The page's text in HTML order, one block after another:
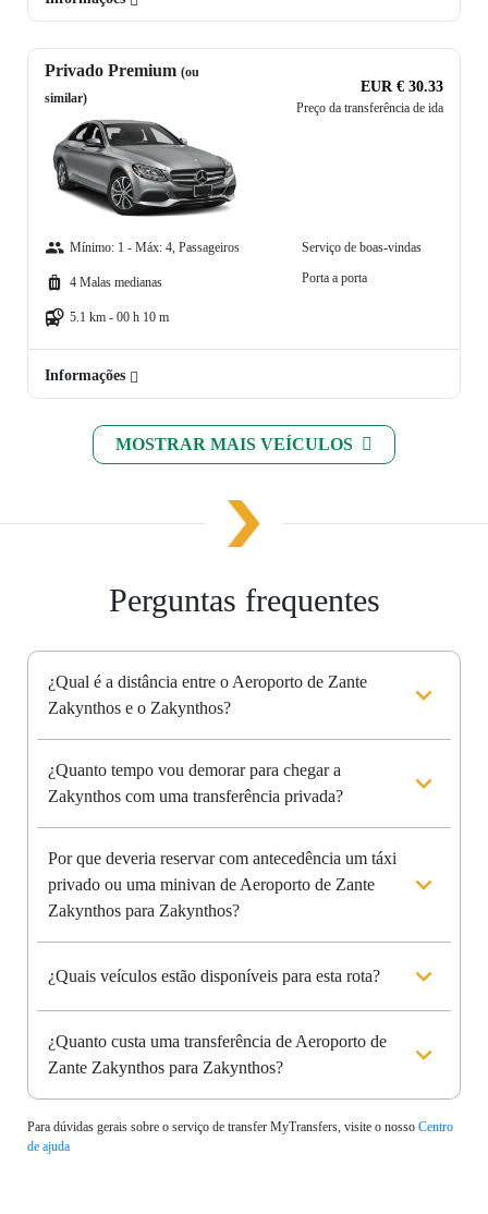
Privado Premium (ou
similar)
EUR € 30.33
Preço da transferência de ida
Mínimo: 1 - Máx: 4, Passageiros
4 Malas medianas
5.1 km - 00 h 10 m
Serviço de boas-vindas
Porta a porta
Informações
MOSTRAR MAIS VEÍCULOS
Perguntas frequentes
¿Qual é a distância entre o Aeroporto de Zante
Zakynthos e o Zakynthos?
¿Quanto tempo vou demorar para chegar a
Zakynthos com uma transferência privada?
Por que deveria reservar com antecedência um táxi
privado ou uma minivan de Aeroporto de Zante
Zakynthos para Zakynthos?
¿Quais veículos estão disponíveis para esta rota?
¿Quanto custa uma transferência de Aeroporto de
Zante Zakynthos para Zakynthos?
Para dúvidas gerais sobre o serviço de transfer MyTransfers, visite o nosso Centro
de ajuda